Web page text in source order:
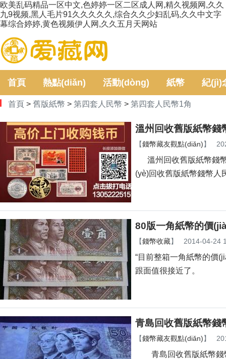
欧美乱码精品一区中文,色婷婷一区二区成人网,精久视频网,久久
九9视频,黑人毛片91久久久久久,综合久久少妇乱码,久久中文字
幕综合婷婷,黄色视频伊人网,久久五月天网站
首頁 熱點(diǎn) 活動(dòng) 紙幣 紀(jì)
首頁 > 舊版紙幣 > 第四套人民幣 > 第四套人民幣1角
溫州回收舊版紙幣錢
【錢幣藏友觀點(diǎn)】
溫州回收舊版紙幣錢
(yè)回收舊版紙幣錢幣
80版一角紙幣的價
【錢幣收藏】 2014-04-24
“目前整箱一角紙幣的價
跟面值很接近了。
青島回收舊版紙幣錢
【錢幣藏友觀點(diǎn)】
青島回收舊版紙幣錢